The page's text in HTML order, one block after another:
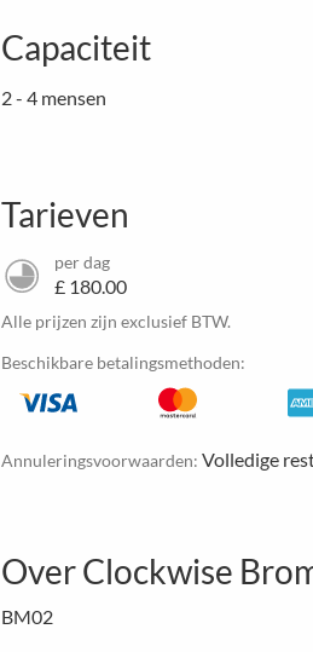
Capaciteit
2 - 4 mensen
Tarieven
per dag
£ 180.00
Alle prijzen zijn exclusief BTW.
Beschikbare betalingsmethoden:
Annuleringsvoorwaarden: Volledige
Over Clockwise
BM02